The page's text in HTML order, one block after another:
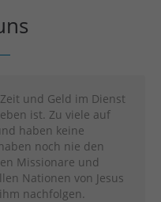
und Geld im Dienst
ist. Zu viele auf
haben keine
noch nie den
Missionare und
Nationen von Jesus
nachfolgen.